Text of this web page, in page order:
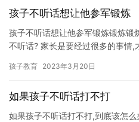
孩子不听话想让他参军锻炼
孩子不听话想让他参军锻炼锻炼锻
不听话? 家长是要经过很多的事情
孩子教育 2023年3月20日
如果孩子不听话打不打
如果孩子不听话打不打,到底该怎